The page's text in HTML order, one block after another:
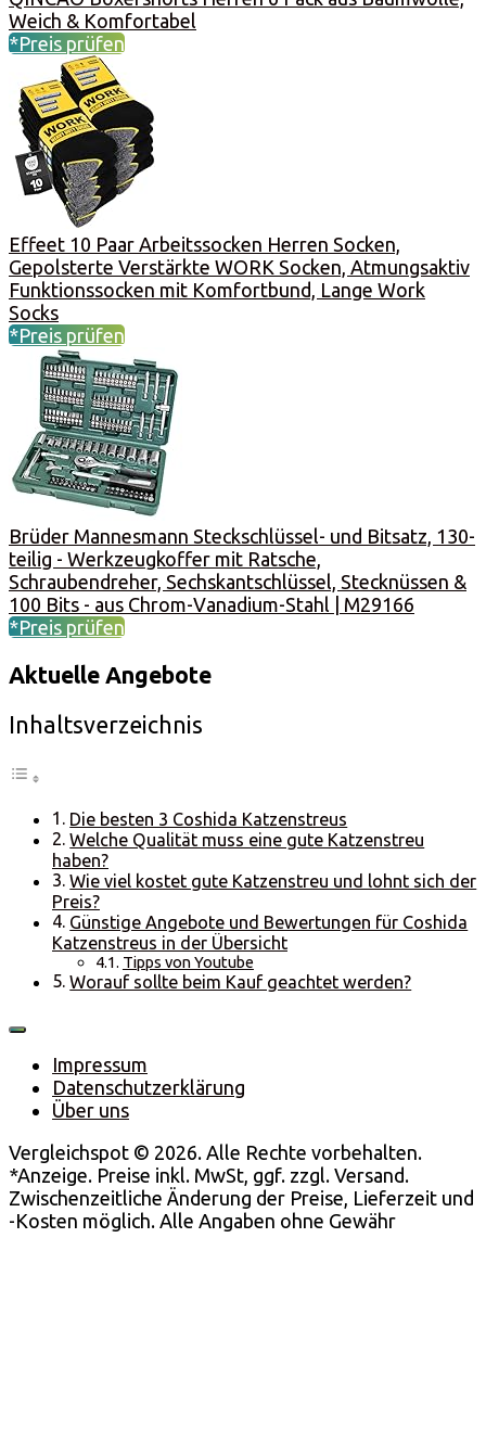
Weich & Komfortabel
*Preis prüfen
Effeet 10 Paar Arbeitssocken Herren Socken,
Gepolsterte Verstärkte WORK Socken, Atmungsaktiv
Funktionssocken mit Komfortbund, Lange Work
Socks
*Preis prüfen
Brüder Mannesmann Steckschlüssel- und Bitsatz, 130-
teilig - Werkzeugkoffer mit Ratsche,
Schraubendreher, Sechskantschlüssel, Stecknüssen &
100 Bits - aus Chrom-Vanadium-Stahl | M29166
*Preis prüfen
Aktuelle Angebote
Inhaltsverzeichnis
Die besten 3 Coshida Katzenstreus
Welche Qualität muss eine gute Katzenstreu
haben?
Wie viel kostet gute Katzenstreu und lohnt sich der
Preis?
Günstige Angebote und Bewertungen für Coshida
Katzenstreus in der Übersicht
Tipps von Youtube
Worauf sollte beim Kauf geachtet werden?
Impressum
Datenschutzerklärung
Über uns
Vergleichspot © 2026. Alle Rechte vorbehalten.
*Anzeige. Preise inkl. MwSt, ggf. zzgl. Versand.
Zwischenzeitliche Änderung der Preise, Lieferzeit und
-Kosten möglich. Alle Angaben ohne Gewähr